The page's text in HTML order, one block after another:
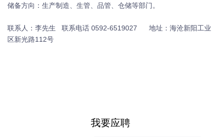
储备方向：生产制造、生管、品管、仓储等部门。
联系人：李先生 联系电话 0592-6519027 地址：海沧新阳工业
区新光路112号